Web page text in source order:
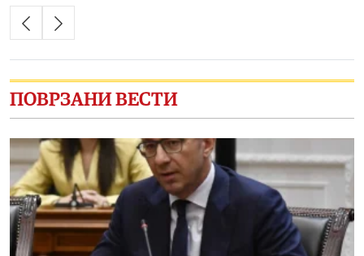
ПОВРЗАНИ ВЕСТИ